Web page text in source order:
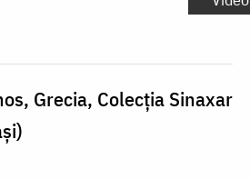
Grecia, Colecția Sinaxar